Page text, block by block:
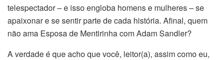
telespectador – e isso engloba homens e mulheres – se
apaixonar e se sentir parte de cada história. Afinal, quem
não ama Esposa de Mentirinha com Adam Sandler?
A verdade é que acho que você, leitor(a), assim como eu,